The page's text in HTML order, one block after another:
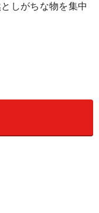
しがちな物を集中